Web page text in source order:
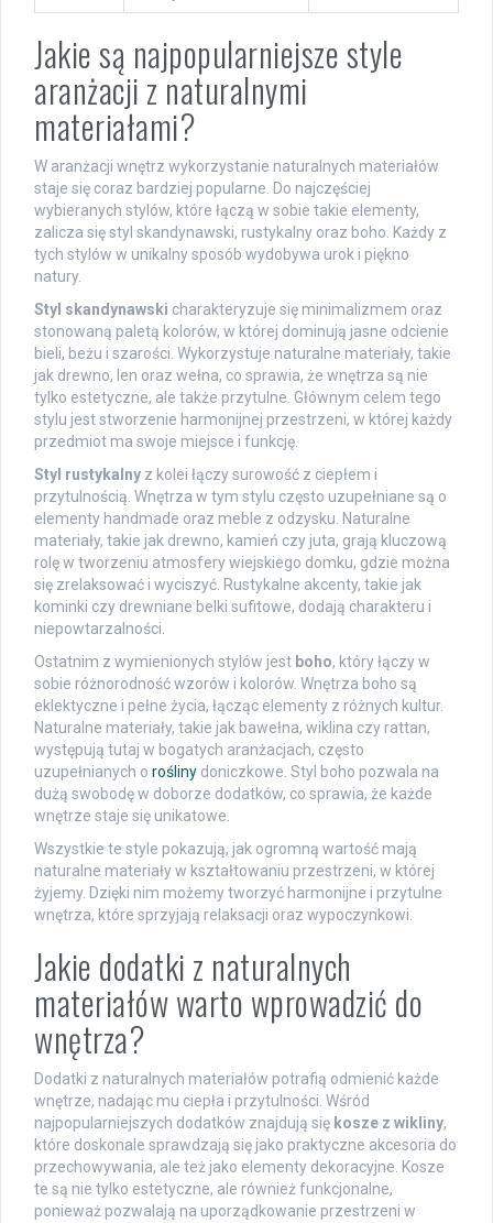
Jakie są najpopularniejsze style
aranżacji z naturalnymi
materiałami?
W aranżacji wnętrz wykorzystanie naturalnych materiałów
staje się coraz bardziej popularne. Do najczęściej
wybieranych stylów, które łączą w sobie takie elementy,
zalicza się styl skandynawski, rustykalny oraz boho. Każdy z
tych stylów w unikalny sposób wydobywa urok i piękno
natury.
Styl skandynawski charakteryzuje się minimalizmem oraz
stonowaną paletą kolorów, w której dominują jasne odcienie
bieli, beżu i szarości. Wykorzystuje naturalne materiały, takie
jak drewno, len oraz wełna, co sprawia, że wnętrza są nie
tylko estetyczne, ale także przytulne. Głównym celem tego
stylu jest stworzenie harmonijnej przestrzeni, w której każdy
przedmiot ma swoje miejsce i funkcję.
Styl rustykalny z kolei łączy surowość z ciepłem i
przytulnością. Wnętrza w tym stylu często uzupełniane są o
elementy handmade oraz meble z odzysku. Naturalne
materiały, takie jak drewno, kamień czy juta, grają kluczową
rolę w tworzeniu atmosfery wiejskiego domku, gdzie można
się zrelaksować i wyciszyć. Rustykalne akcenty, takie jak
kominki czy drewniane belki sufitowe, dodają charakteru i
niepowtarzalności.
Ostatnim z wymienionych stylów jest boho, który łączy w
sobie różnorodność wzorów i kolorów. Wnętrza boho są
eklektyczne i pełne życia, łącząc elementy z różnych kultur.
Naturalne materiały, takie jak bawełna, wiklina czy rattan,
występują tutaj w bogatych aranżacjach, często
uzupełnianych o rośliny doniczkowe. Styl boho pozwala na
dużą swobodę w doborze dodatków, co sprawia, że każde
wnętrze staje się unikatowe.
Wszystkie te style pokazują, jak ogromną wartość mają
naturalne materiały w kształtowaniu przestrzeni, w której
żyjemy. Dzięki nim możemy tworzyć harmonijne i przytulne
wnętrza, które sprzyjają relaksacji oraz wypoczynkowi.
Jakie dodatki z naturalnych
materiałów warto wprowadzić do
wnętrza?
Dodatki z naturalnych materiałów potrafią odmienić każde
wnętrze, nadając mu ciepła i przytulności. Wśród
najpopularniejszych dodatków znajdują się kosze z wikliny,
które doskonale sprawdzają się jako praktyczne akcesoria do
przechowywania, ale też jako elementy dekoracyjne. Kosze
te są nie tylko estetyczne, ale również funkcjonalne,
ponieważ pozwalają na uporządkowanie przestrzeni w